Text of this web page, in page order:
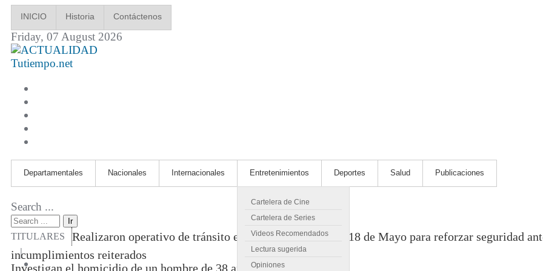
INICIO Historia Contáctenos
Friday, 07 August 2026
Tutiempo.net
Departamentales Nacionales Internacionales Entretenimientos
Cartelera de Cine
Cartelera de Series
Videos Recomendados
Lectura sugerida
Opiniones
Deportes Salud Publicaciones
Search ...
Ir
TITULARES
Realizaron operativo de tránsito en cruce ferroviario de 18 de Mayo para reforzar seguridad
incumplimientos reiterados
|
Investigan el homicidio de un hombre de 38 años en Pando